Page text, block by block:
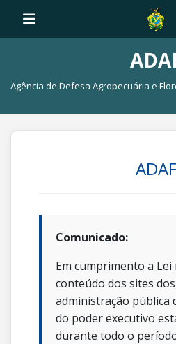
Agência de Defesa Agropecuária e
ADAF
Comunicado:
Em cumprimento a Lei
conteúdo dos sites
administração pública
do poder executivo
durante todo o